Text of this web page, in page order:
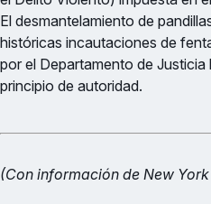
El desmantelamiento de
históricas incautaciones de
por el Departamento de
principio de autoridad.
(Con información de New